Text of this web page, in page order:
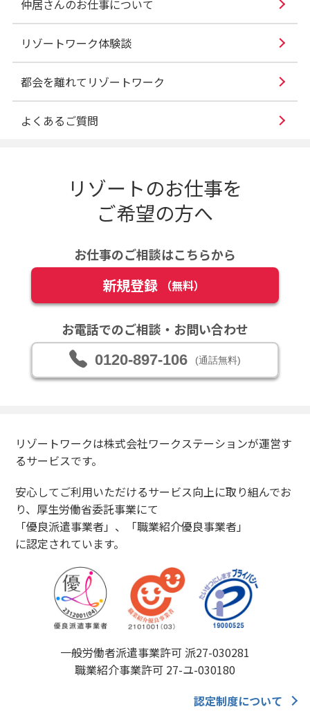
仲居さんのお仕事について
リゾートワーク体験談
都会を離れてリゾートワーク
よくあるご質問
リゾートのお仕事を
ご希望の方へ
お仕事のご相談はこちらから
新規登録 （無料）
お電話でのご相談・お問い合わせ
0120-897-106 (通話無料)
リゾートワークは株式会社ワークステーションが運営す
るサービスです。
安心してご利用いただけるサービス向上に取り組んでお
り、厚生労働省委託事業にて
「優良派遣事業者」、「職業紹介優良事業者」
に認定されています。
一般労働者派遣事業許可 派27-030281
職業紹介事業許可 27-ユ-030180
認定制度について